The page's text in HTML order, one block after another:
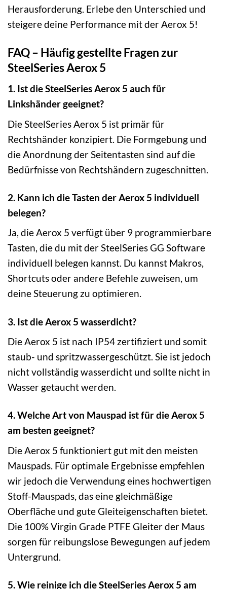
Herausforderung. Erlebe den Unterschied und
steigere deine Performance mit der Aerox 5!
FAQ – Häufig gestellte Fragen zur
SteelSeries Aerox 5
1. Ist die SteelSeries Aerox 5 auch für
Linkshänder geeignet?
Die SteelSeries Aerox 5 ist primär für
Rechtshänder konzipiert. Die Formgebung und
die Anordnung der Seitentasten sind auf die
Bedürfnisse von Rechtshändern zugeschnitten.
2. Kann ich die Tasten der Aerox 5 individuell
belegen?
Ja, die Aerox 5 verfügt über 9 programmierbare
Tasten, die du mit der SteelSeries GG Software
individuell belegen kannst. Du kannst Makros,
Shortcuts oder andere Befehle zuweisen, um
deine Steuerung zu optimieren.
3. Ist die Aerox 5 wasserdicht?
Die Aerox 5 ist nach IP54 zertifiziert und somit
staub- und spritzwassergeschützt. Sie ist jedoch
nicht vollständig wasserdicht und sollte nicht in
Wasser getaucht werden.
4. Welche Art von Mauspad ist für die Aerox 5
am besten geeignet?
Die Aerox 5 funktioniert gut mit den meisten
Mauspads. Für optimale Ergebnisse empfehlen
wir jedoch die Verwendung eines hochwertigen
Stoff-Mauspads, das eine gleichmäßige
Oberfläche und gute Gleiteigenschaften bietet.
Die 100% Virgin Grade PTFE Gleiter der Maus
sorgen für reibungslose Bewegungen auf jedem
Untergrund.
5. Wie reinige ich die SteelSeries Aerox 5 am